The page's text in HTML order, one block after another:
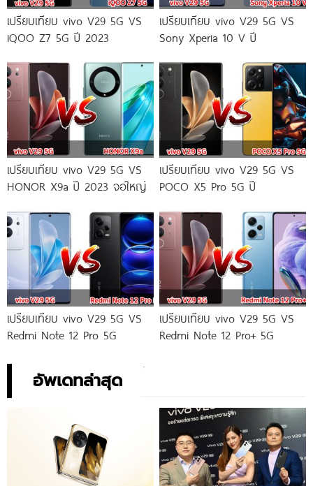
เปรียบเทียบ vivo V29 5G VS
iQOO Z7 5G ปี 2023
เปรียบเทียบ vivo V29 5G VS
Sony Xperia 10 V ปี
เปรียบเทียบ vivo V29 5G VS
HONOR X9a ปี 2023 จอใหญ่
เปรียบเทียบ vivo V29 5G VS
POCO X5 Pro 5G ปี
เปรียบเทียบ vivo V29 5G VS
Redmi Note 12 Pro 5G
เปรียบเทียบ vivo V29 5G VS
Redmi Note 12 Pro+ 5G
อัพเดทล่าสุด